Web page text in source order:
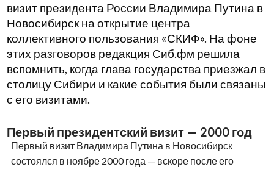
визит президента России Владимира Путина в
Новосибирск на открытие центра
коллективного пользования «СКИФ». На фоне
этих разговоров редакция Сиб.фм решила
вспомнить, когда глава государства приезжал в
столицу Сибири и какие события были связаны
с его визитами.
Первый президентский визит — 2000 год
Первый визит Владимира Путина в Новосибирск
состоялся в ноябре 2000 года — вскоре после его